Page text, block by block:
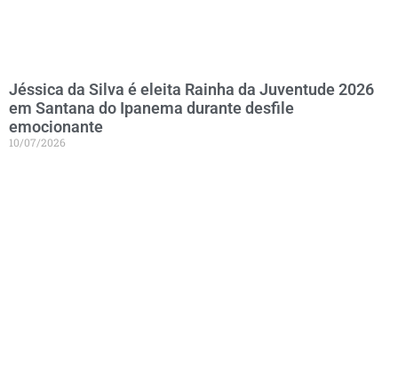
Jéssica da Silva é eleita Rainha da Juventude 2026
em Santana do Ipanema durante desfile
emocionante
10/07/2026